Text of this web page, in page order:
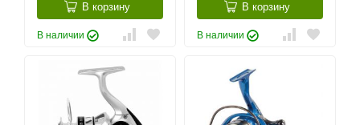
В корзину
В наличии
В корзину
В наличии